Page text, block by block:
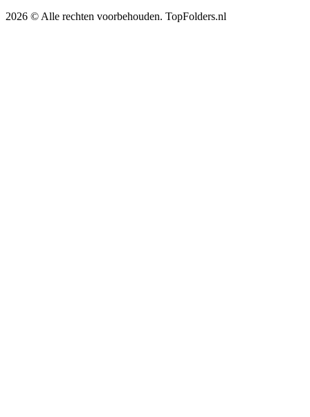
2026 © Alle rechten voorbehouden. TopFolders.nl